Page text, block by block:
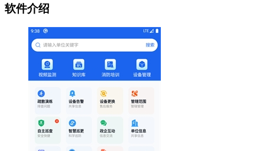
软件介绍